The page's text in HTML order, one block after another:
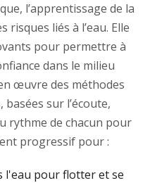
l’apprentissage de la
liés à l’eau. Elle
pour permettre à
dans le milieu
œuvre des méthodes
sur l’écoute,
rythme de chacun pour
progressif pour :
l'eau pour flotter et se